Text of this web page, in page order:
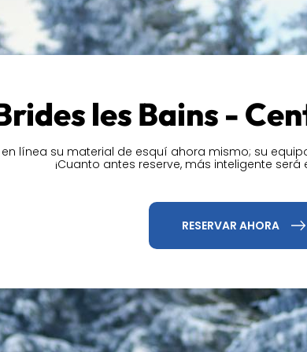
en la Rue Emile Machet, en
por correo electrónico o
calidad
una
amplia selección de
Desde esquís alpinos para
para los amantes del
de todos. Tampoco nos
con material especialmente
comodidad. En Precision Ski, cada
lo que busca.
les Bains -
en línea su material de esquí ahora mismo; su
¡Cuanto antes reserve, más inteligente
RESERVAR AHORA